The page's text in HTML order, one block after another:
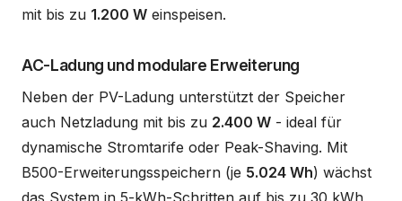
mit bis zu 1.200 W einspeisen.
AC-Ladung und modulare Erweiterung
Neben der PV-Ladung unterstützt der Speicher
auch Netzladung mit bis zu 2.400 W - ideal für
dynamische Stromtarife oder Peak-Shaving. Mit
B500-Erweiterungsspeichern (je 5.024 Wh) wächst